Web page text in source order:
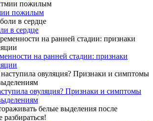
пожилым
в сердце
на ранней стадии: признаки
овуляция? Признаки и симптомы